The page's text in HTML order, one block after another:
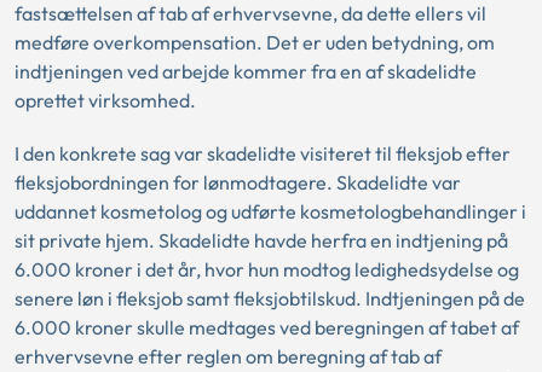
fastsættelsen af tab af erhvervsevne, da dette ellers vil
medføre overkompensation. Det er uden betydning, om
indtjeningen ved arbejde kommer fra en af skadelidte
oprettet virksomhed.
I den konkrete sag var skadelidte visiteret til fleksjob efter
fleksjobordningen for lønmodtagere. Skadelidte var
uddannet kosmetolog og udførte kosmetologbehandlinger i
sit private hjem. Skadelidte havde herfra en indtjening på
6.000 kroner i det år, hvor hun modtog ledighedsydelse og
senere løn i fleksjob samt fleksjobtilskud. Indtjeningen på de
6.000 kroner skulle medtages ved beregningen af tabet af
erhvervsevne efter reglen om beregning af tab af